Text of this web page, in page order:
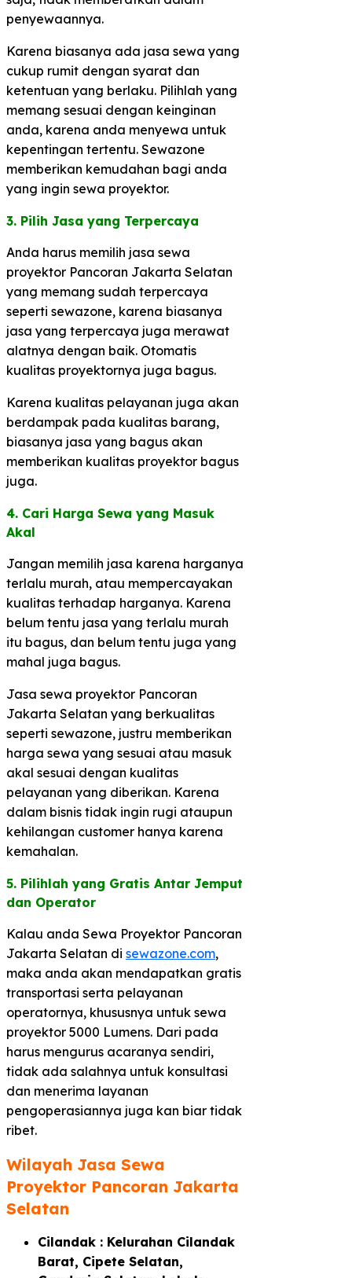
penyewaannya.
Karena biasanya ada jasa sewa yang
cukup rumit dengan syarat dan
ketentuan yang berlaku. Pilihlah yang
memang sesuai dengan keinginan
anda, karena anda menyewa untuk
kepentingan tertentu. Sewazone
memberikan kemudahan bagi anda
yang ingin sewa proyektor.
3. Pilih Jasa yang Terpercaya​
Anda harus memilih jasa sewa
proyektor Pancoran Jakarta Selatan
yang memang sudah terpercaya
seperti sewazone, karena biasanya
jasa yang terpercaya juga merawat
alatnya dengan baik. Otomatis
kualitas proyektornya juga bagus.
Karena kualitas pelayanan juga akan
berdampak pada kualitas barang,
biasanya jasa yang bagus akan
memberikan kualitas proyektor bagus
juga.
4. Cari Harga Sewa yang Masuk
Akal​
Jangan memilih jasa karena harganya
terlalu murah, atau mempercayakan
kualitas terhadap harganya. Karena
belum tentu jasa yang terlalu murah
itu bagus, dan belum tentu juga yang
mahal juga bagus.
Jasa sewa proyektor Pancoran
Jakarta Selatan yang berkualitas
seperti sewazone, justru memberikan
harga sewa yang sesuai atau masuk
akal sesuai dengan kualitas
pelayanan yang diberikan. Karena
dalam bisnis tidak ingin rugi ataupun
kehilangan customer hanya karena
kemahalan.
5. Pilihlah yang Gratis Antar Jemput
dan Operator​
Kalau anda Sewa Proyektor Pancoran
Jakarta Selatan di sewazone.com,
maka anda akan mendapatkan gratis
transportasi serta pelayanan
operatornya, khususnya untuk sewa
proyektor 5000 Lumens. Dari pada
harus mengurus acaranya sendiri,
tidak ada salahnya untuk konsultasi
dan menerima layanan
pengoperasiannya juga kan biar tidak
ribet.
Wilayah Jasa Sewa
Proyektor Pancoran Jakarta
Selatan
Cilandak : Kelurahan Cilandak
Barat, Cipete Selatan,